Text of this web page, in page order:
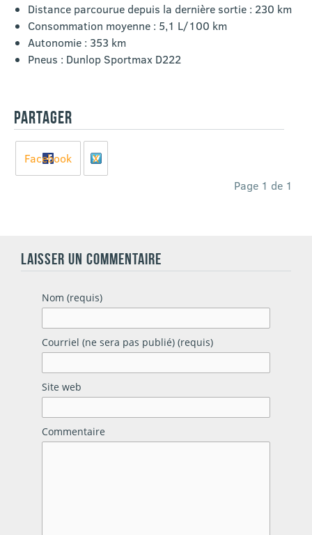
Distance parcourue depuis la dernière sortie : 230 km
Consommation moyenne : 5,1 L/100 km
Autonomie : 353 km
Pneus : Dunlop Sportmax D222
PARTAGER
Facebook
X
Page 1 de 1
LAISSER UN COMMENTAIRE
Nom (requis)
Courriel (ne sera pas publié) (requis)
Site web
Commentaire